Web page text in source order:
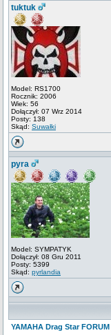
tuktuk
Model: RS1700
Rocznik: 2006
Wiek: 56
Dołączył: 07 Wrz 2014
Posty: 138
Skąd: Suwałki
pyra
Model: SYMPATYK
Dołączył: 08 Gru 2011
Posty: 5399
Skąd: pyrlandia
YAMAHA Drag Star FORUM